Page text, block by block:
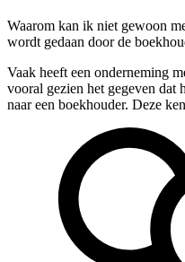
Waarom kan ik niet gewoon
wordt gedaan door de
Vaak heeft een onderneming
vooral gezien het gegeven
naar een boekhouder. Deze